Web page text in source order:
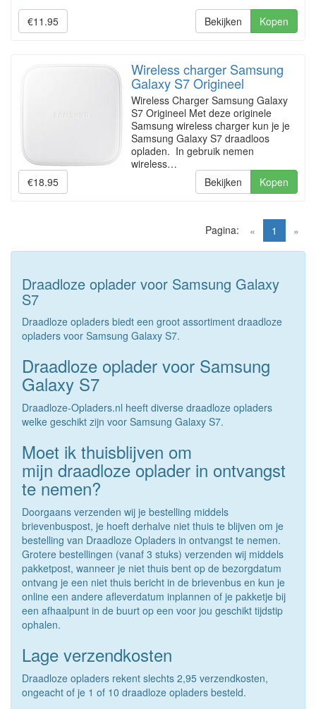
€11.95 Bekijken Kopen
Wireless charger Samsung
Galaxy S7 Origineel
Wireless Charger Samsung Galaxy
S7 Origineel Met deze originele
Samsung wireless charger kun je je
Samsung Galaxy S7 draadloos
opladen. In gebruik nemen
wireless…
€18.95
Bekijken Kopen
« 1 (current)
»
Pagina:
Draadloze oplader voor Samsung Galaxy
S7
Draadloze opladers biedt een groot assortiment draadloze
opladers voor Samsung Galaxy S7.
Draadloze oplader voor Samsung
Galaxy S7
Draadloze-Opladers.nl heeft diverse draadloze opladers
welke geschikt zijn voor Samsung Galaxy S7.
Moet ik thuisblijven om
mijn draadloze oplader in ontvangst
te nemen?
Doorgaans verzenden wij je bestelling middels
brievenbuspost, je hoeft derhalve niet thuis te blijven om je
bestelling van Draadloze Opladers in ontvangst te nemen.
Grotere bestellingen (vanaf 3 stuks) verzenden wij middels
pakketpost, wanneer je niet thuis bent op de bezorgdatum
ontvang je een niet thuis bericht in de brievenbus en kun je
online een andere afleverdatum inplannen of je pakketje bij
een afhaalpunt in de buurt op een voor jou geschikt tijdstip
ophalen.
Lage verzendkosten
Draadloze opladers rekent slechts 2,95 verzendkosten,
ongeacht of je 1 of 10 draadloze opladers besteld.